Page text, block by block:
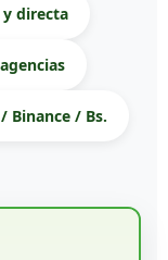
directa
Binance / Bs.